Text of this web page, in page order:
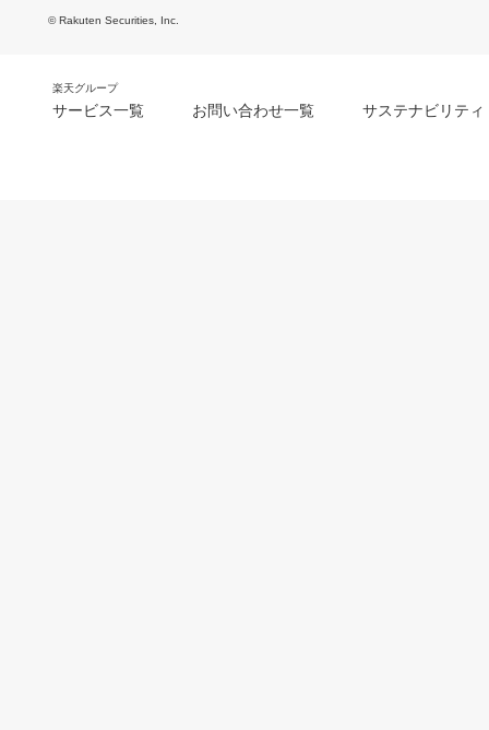
© Rakuten Securities, Inc.
楽天グループ
サービス一覧 お問い合わせ一覧 サステナビリティ